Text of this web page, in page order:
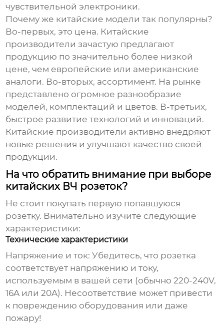
чувствительной электроники.
Почему же китайские модели так популярны?
Во-первых, это цена. Китайские
производители зачастую предлагают
продукцию по значительно более низкой
цене, чем европейские или американские
аналоги. Во-вторых, ассортимент. На рынке
представлено огромное разнообразие
моделей, комплектаций и цветов. В-третьих,
быстрое развитие технологий и инноваций.
Китайские производители активно внедряют
новые решения и улучшают качество своей
продукции.
На что обратить внимание при выборе
китайских ВЧ розеток?
Не стоит покупать первую попавшуюся
розетку. Внимательно изучите следующие
характеристики:
Технические характеристики
Напряжение и ток: Убедитесь, что розетка
соответствует напряжению и току,
используемым в вашей сети (обычно 220-240V,
16A или 20A). Несоответствие может привести
к повреждению оборудования или даже
пожару!